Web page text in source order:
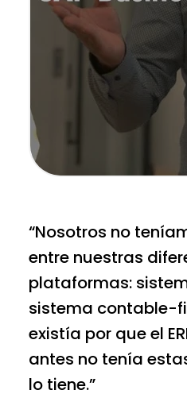
“Nosotros no
entre nuestras
plataformas:
sistema contable-
existía por que el
antes no tenía
lo tiene.”